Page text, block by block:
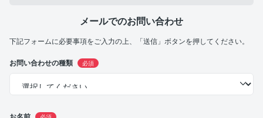
メールでのお問い合わせ
下記フォームに必要事項をご入力の上、「送信」ボタンを押してください。
お問い合わせの種類 必須
お名前